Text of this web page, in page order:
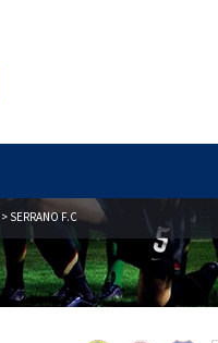
> SERRANO F.C